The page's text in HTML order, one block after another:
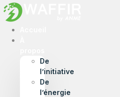
De
l’initiative
De
l’énergie